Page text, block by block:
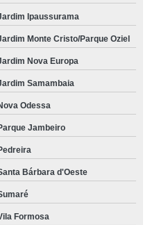
Ipaussurama
Monte Cristo/Parque Oziel
Nova Europa
Samambaia
Odessa
Jambeiro
Bárbara d'Oeste
Formosa